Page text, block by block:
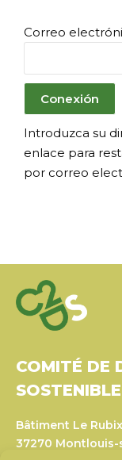
Correo
Introduzca su
enlace para
por correo
COMITÉ DE
Bâtiment Le
37270